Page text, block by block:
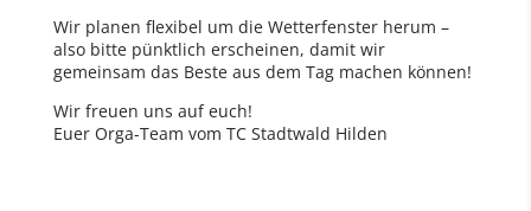
Wir planen flexibel um die Wetterfenster herum –
also bitte pünktlich erscheinen, damit wir
gemeinsam das Beste aus dem Tag machen können!
Wir freuen uns auf euch!
Euer Orga-Team vom TC Stadtwald Hilden